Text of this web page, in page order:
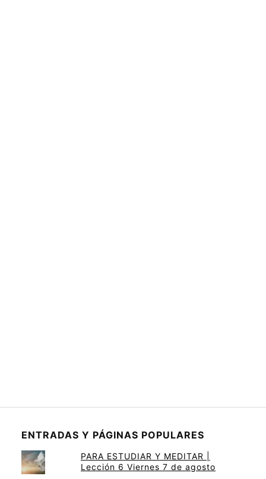
ENTRADAS Y PÁGINAS POPULARES
PARA ESTUDIAR Y MEDITAR |
Lección 6 Viernes 7 de agosto